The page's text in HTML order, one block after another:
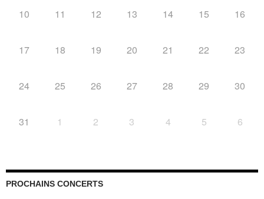
10 11 12 13 14 15 16
17 18 19 20 21 22 23
24 25 26 27 28 29 30
31 1 2 3 4 5 6
PROCHAINS CONCERTS